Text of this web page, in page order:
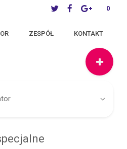
0
ZESPÓŁ KONTAKT